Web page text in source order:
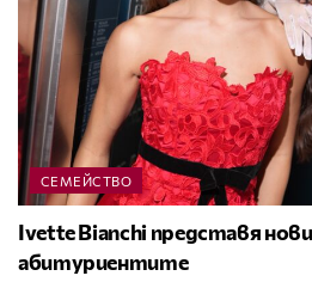
СЕМЕЙСТВО
Ivette Bianchi представя
абитуриентите